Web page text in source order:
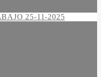
25-11-2025